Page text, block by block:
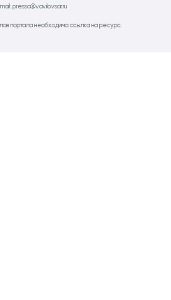
pressa@vavilovsar.ru
портала необходима ссылка на ресурс.